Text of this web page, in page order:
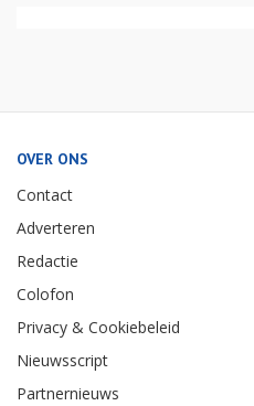
OVER ONS
Contact
Adverteren
Redactie
Colofon
Privacy & Cookiebeleid
Nieuwsscript
Partnernieuws